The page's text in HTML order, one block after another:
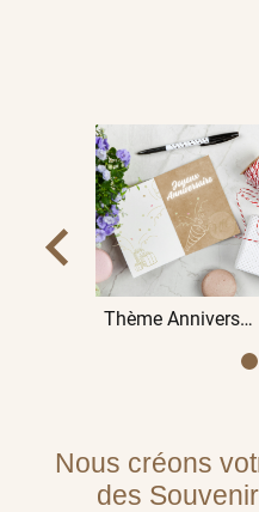
Thème Anniversaire
Nous créons
des